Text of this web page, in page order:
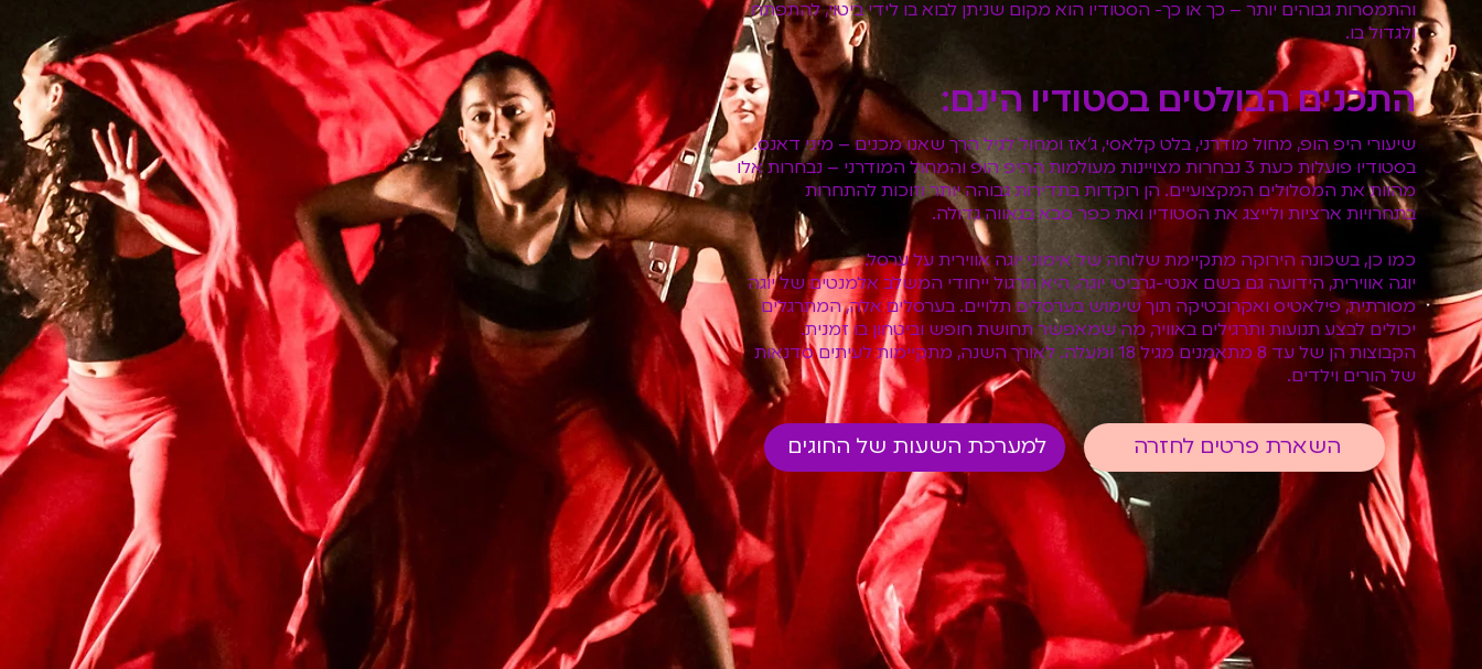
והתמסרות גבוהים יותר – כך או כך- הסטודיו הוא מקום שניתן לבוא בו לידי ביטוי, להתפתח
ולגדול בו.
התכנים הבולטים בסטודיו הינם:
שיעורי היפ הופ, מחול מודרני, בלט קלאסי, ג'אז ומחול לגיל הרך שאנו מכנים – מיני דאנס.
בסטודיו פועלות כעת 3 נבחרות מצויינות מעולמות ההיפ הופ והמחול המודרני – נבחרות אלו
מהוות את המסלולים המקצועיים. הן רוקדות בתדירות גבוהה יותר וזוכות להתחרות
בתחרויות ארציות ולייצג את הסטודיו ואת כפר סבא בגאווה גדולה.
כמו כן, בשכונה הירוקה מתקיימת שלוחה של אימוני יוגה אווירית על ערסל.
יוגה אווירית, הידועה גם בשם אנטי-גרביטי יוגה, היא תרגול ייחודי המשלב אלמנטים של יוגה
מסורתית, פילאטיס ואקרובטיקה תוך שימוש בערסלים תלויים. בערסלים אלה, המתרגלים
יכולים לבצע תנועות ותרגילים באוויר, מה שמאפשר תחושת חופש וביטחון בו זמנית.
הקבוצות הן של עד 8 מתאמנים מגיל 18 ומעלה. לאורך השנה, מתקיימות לעיתים סדנאות
של הורים וילדים.
למערכת השעות של החוגים השארת פרטים לחזרה